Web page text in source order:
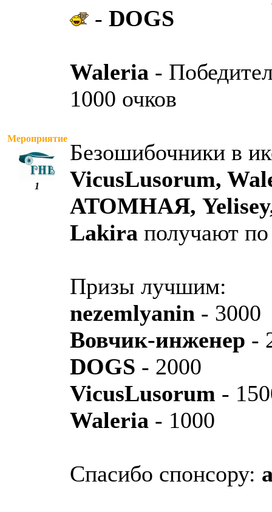
Мероприятие
1
- DOGS
Waleria -
1000 очков
Безошибочники в
VicusLusorum,
АТОМНАЯ,
Lakira получают
Призы лучшим:
nezemlyanin - 3000
Вовчик-инженер -
DOGS - 2000
VicusLusorum -
Waleria - 1000
Спасибо спонсору: